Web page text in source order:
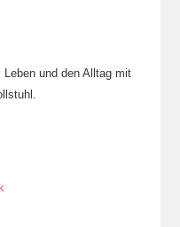
und den Alltag mit